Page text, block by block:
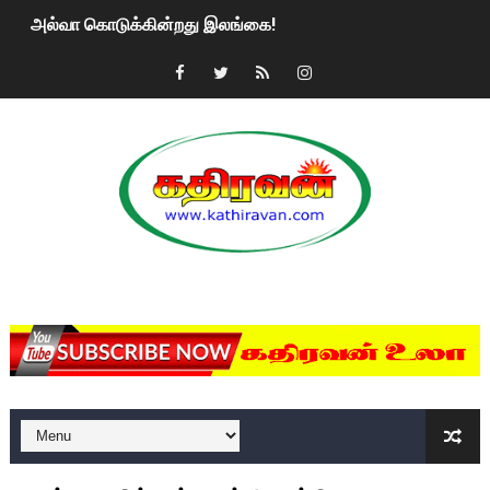
அல்வா கொடுக்கின்றது இலங்கை!
2ஆம் நாள் உக்ரைன் யுத்தம்!! எங்களைத் தனிமையில்
மகிந்த ராஜபக்சே பதவி விலக திட்டம்?
ரவுடி பேபிக்கு நடந்த தரமான சம்பவம்.. ஆபாச வீடியோக்களால்
குண்டை தூக்கிப்போட்ட ஆய்வு…. இந்தியாவின் “கோவிஷீல்டு”
யாழில் தமிழின தலைவர் பிரபாகரனின் பிறந்தநாளை
ஏர்போர்ட்டில் உதைத்த நபர் யார், என்ன நடந்தது?: உண்மையை
சீனா இலங்கையிடம் 8 மில்லியன் அமெரிக்க டொலர் நட்டஈடு